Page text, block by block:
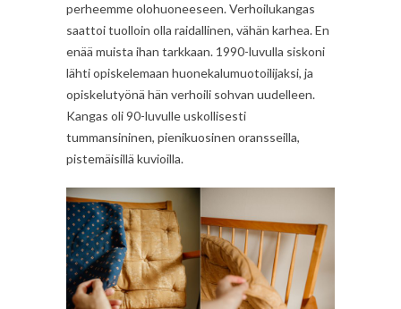
perheemme olohuoneeseen. Verhoilukangas
saattoi tuolloin olla raidallinen, vähän karhea. En
enää muista ihan tarkkaan. 1990-luvulla siskoni
lähti opiskelemaan huonekalumuotoilijaksi, ja
opiskelutyönä hän verhoili sohvan uudelleen.
Kangas oli 90-luvulle uskollisesti
tummansininen, pienikuosinen oransseilla,
pistemäisillä kuvioilla.